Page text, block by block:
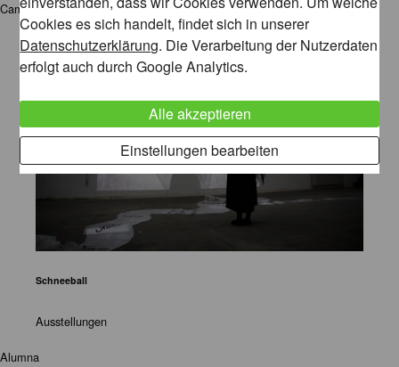
Campus Wuppertal
Schneeball
Ausstellungen
Alumna
Cookies es sich handelt, findet sich in unserer
Datenschutzerklärung. Die Verarbeitung der Nutzerdaten
erfolgt auch durch Google Analytics.
Einstellungen bearbeiten
Alle akzeptieren